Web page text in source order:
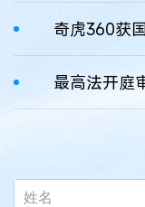
奇虎360获